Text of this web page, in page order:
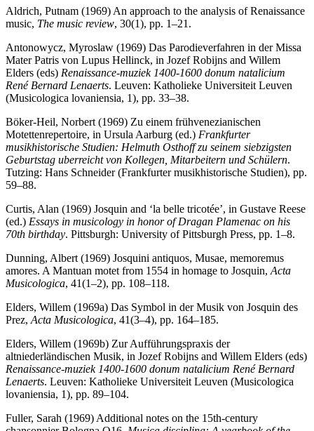
Aldrich, Putnam (1969) An approach to the analysis of Renaissance
music, The music review, 30(1), pp. 1–21.
Antonowycz, Myroslaw (1969) Das Parodieverfahren in der Missa
Mater Patris von Lupus Hellinck, in Jozef Robijns and Willem
Elders (eds) Renaissance-muziek 1400-1600 donum natalicium
René Bernard Lenaerts. Leuven: Katholieke Universiteit Leuven
(Musicologica lovaniensia, 1), pp. 33–38.
Böker-Heil, Norbert (1969) Zu einem frühvenezianischen
Motettenrepertoire, in Ursula Aarburg (ed.) Frankfurter
musikhistorische Studien: Helmuth Osthoff zu seinem siebzigsten
Geburtstag uberreicht von Kollegen, Mitarbeitern und Schülern.
Tutzing: Hans Schneider (Frankfurter musikhistorische Studien), pp.
59–88.
Curtis, Alan (1969) Josquin and ‘la belle tricotée’, in Gustave Reese
(ed.) Essays in musicology in honor of Dragan Plamenac on his
70th birthday. Pittsburgh: University of Pittsburgh Press, pp. 1–8.
Dunning, Albert (1969) Josquini antiquos, Musae, memoremus
amores. A Mantuan motet from 1554 in homage to Josquin,Acta
Musicologica, 41(1–2), pp. 108–118.
Elders, Willem (1969a) Das Symbol in der Musik von Josquin des
Prez,Acta Musicologica, 41(3–4), pp. 164–185.
Elders, Willem (1969b) Zur Aufführungspraxis der
altniederländischen Musik, in Jozef Robijns and Willem Elders (eds)
Renaissance-muziek 1400-1600 donum natalicium René Bernard
Lenaerts. Leuven: Katholieke Universiteit Leuven (Musicologica
lovaniensia, 1), pp. 89–104.
Fuller, Sarah (1969) Additional notes on the 15th-century